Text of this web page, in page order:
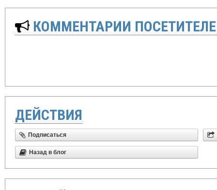
КОММЕНТАРИИ
ДЕЙСТВИЯ
Подписаться
Назад в блог